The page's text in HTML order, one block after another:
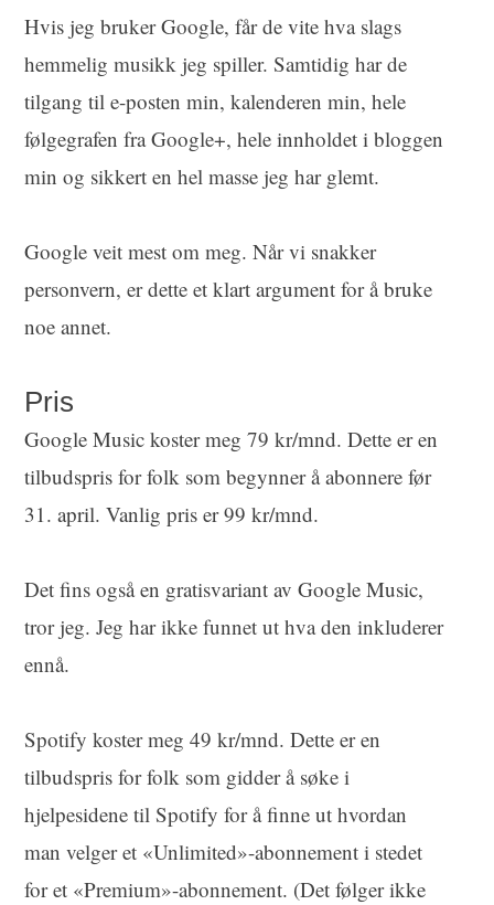
Hvis jeg bruker Google, får de vite hva slags
hemmelig musikk jeg spiller. Samtidig har de
tilgang til e-posten min, kalenderen min, hele
følgegrafen fra Google+, hele innholdet i bloggen
min og sikkert en hel masse jeg har glemt.
Google veit mest om meg. Når vi snakker
personvern, er dette et klart argument for å bruke
noe annet.
Pris
Google Music koster meg 79 kr/mnd. Dette er en
tilbudspris for folk som begynner å abonnere før
31. april. Vanlig pris er 99 kr/mnd.
Det fins også en gratisvariant av Google Music,
tror jeg. Jeg har ikke funnet ut hva den inkluderer
ennå.
Spotify koster meg 49 kr/mnd. Dette er en
tilbudspris for folk som gidder å søke i
hjelpesidene til Spotify for å finne ut hvordan
man velger et «Unlimited»-abonnement i stedet
for et «Premium»-abonnement. (Det følger ikke